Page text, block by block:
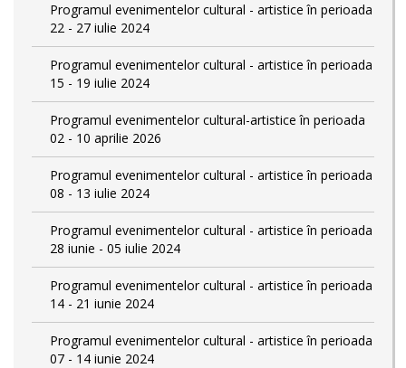
Programul evenimentelor cultural - artistice în perioada
22 - 27 iulie 2024
Programul evenimentelor cultural - artistice în perioada
15 - 19 iulie 2024
Programul evenimentelor cultural-artistice în perioada
02 - 10 aprilie 2026
Programul evenimentelor cultural - artistice în perioada
08 - 13 iulie 2024
Programul evenimentelor cultural - artistice în perioada
28 iunie - 05 iulie 2024
Programul evenimentelor cultural - artistice în perioada
14 - 21 iunie 2024
Programul evenimentelor cultural - artistice în perioada
07 - 14 iunie 2024